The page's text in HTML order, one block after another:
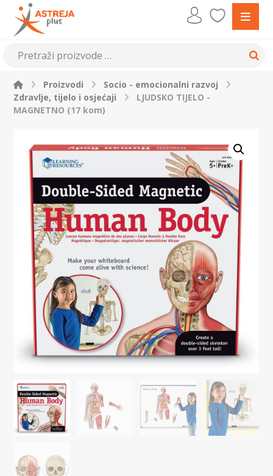
Proizvodi
Socio - emocionalni razvoj
Zdravlje, tijelo i osjećaji
LJUDSKO TIJELO -
MAGNETNO (17 kom)